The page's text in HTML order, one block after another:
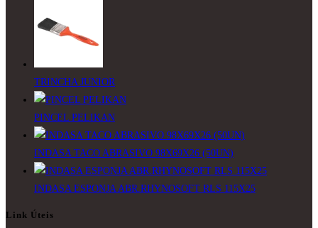
TRINCHA JUNIOR
PINCEL PELIKAN
INDASA TACO ABRASIVO 98X69X26 (50UN)
INDASA ESPONJA ABR.RHYNOSOFT RLS 115X25
Link Úteis